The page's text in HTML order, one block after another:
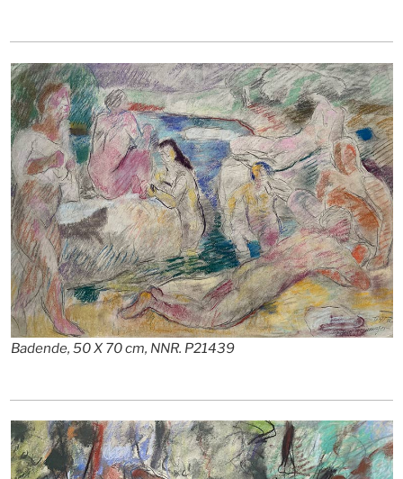
Badende, 50 X 70 cm, NNR. P21439